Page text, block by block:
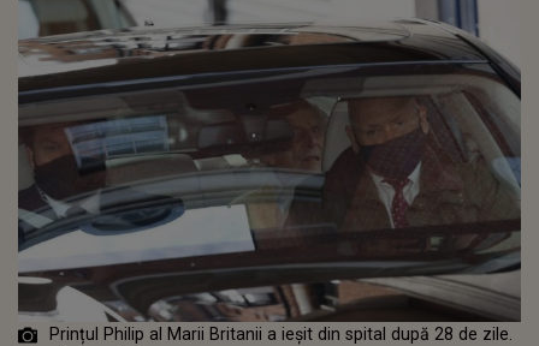
Prințul Philip al Marii Britanii a ieșit din spital după 28 de zile.